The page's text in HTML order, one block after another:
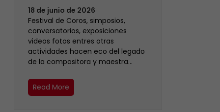
18 de junio de 2026
Festival de Coros, simposios,
conversatorios, exposiciones
videos fotos entres otras
actividades hacen eco del legado
de la compositora y maestra…
Read More